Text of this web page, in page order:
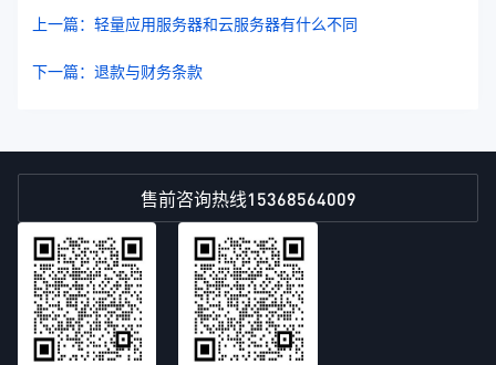
上一篇：轻量应用服务器和云服务器有什么不同
下一篇：退款与财务条款
售前咨询热线15368564009